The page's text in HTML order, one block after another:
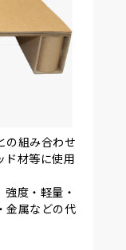
の組み合わせ
ド材等に使用
度・軽量・
金属などの代